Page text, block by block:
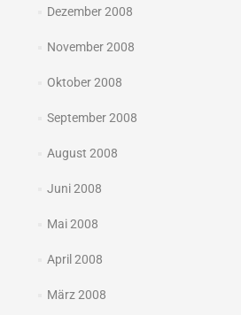
Dezember 2008
November 2008
Oktober 2008
September 2008
August 2008
Juni 2008
Mai 2008
April 2008
März 2008